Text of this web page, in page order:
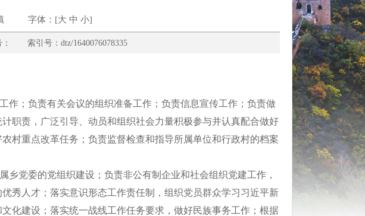
镇 字体：[大 中 小]
索引号：dtz/1640076078335
作；负责有关会议的组织准备工作；负责信息宣传工作；负责做
职责，广泛引导、动员和组织社会力量积极参与并认真配合做好
村重点改革任务；负责监督检查和指导所属单位和行政村的档案
乡党委的党组织建设；负责非公有制企业和社会组织党建工作，
秀人才；落实意识形态工作责任制，组织党员群众学习习近平新
化建设；落实统一战线工作任务要求，做好民族事务工作；根据